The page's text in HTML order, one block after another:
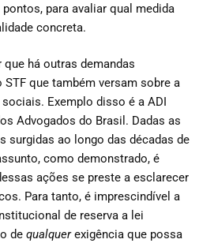
para avaliar qual medida
concreta.
há outras demandas
que também versam sobre a
Exemplo disso é a ADI
Advogados do Brasil. Dadas as
surgidas ao longo das décadas de
como demonstrado, é
ações se preste a esclarecer
Para tanto, é imprescindível a
de reserva a lei
de qualquerexigência que possa